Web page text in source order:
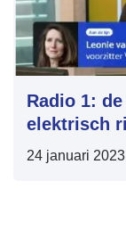
Radio 1:
elektrisch
24 januari 2023